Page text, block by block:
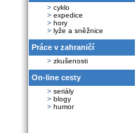
> cyklo
> expedice
> hory
> lyže a sněžnice
Práce v zahraničí
> zkušenosti
On-line cesty
> seriály
> blogy
> humor